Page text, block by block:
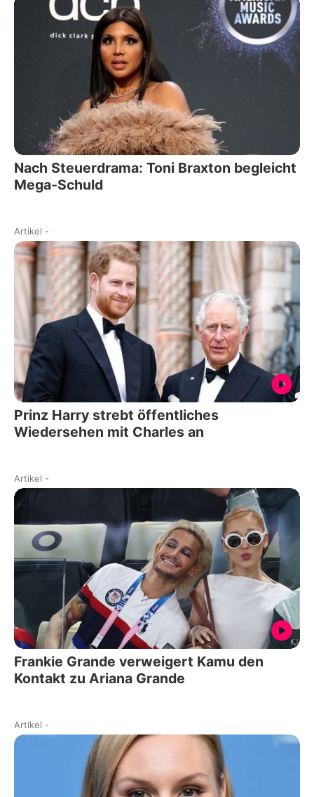
Nach Steuerdrama: Toni Braxton begleicht
Mega-Schuld
Artikel -
Prinz Harry strebt öffentliches
Wiedersehen mit Charles an
Artikel -
Frankie Grande verweigert Kamu den
Kontakt zu Ariana Grande
Artikel -